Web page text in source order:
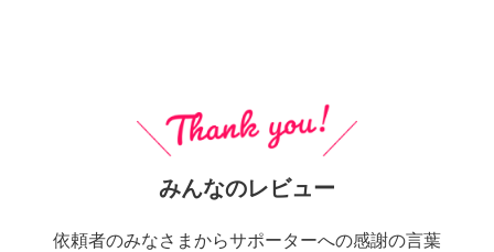
みんなのレビュー
依頼者のみなさまからサポーターへの感謝の言葉